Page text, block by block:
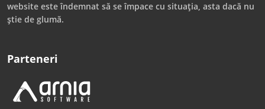
website este îndemnat să se împace cu situația, asta dacă nu
știe de glumă.
Parteneri